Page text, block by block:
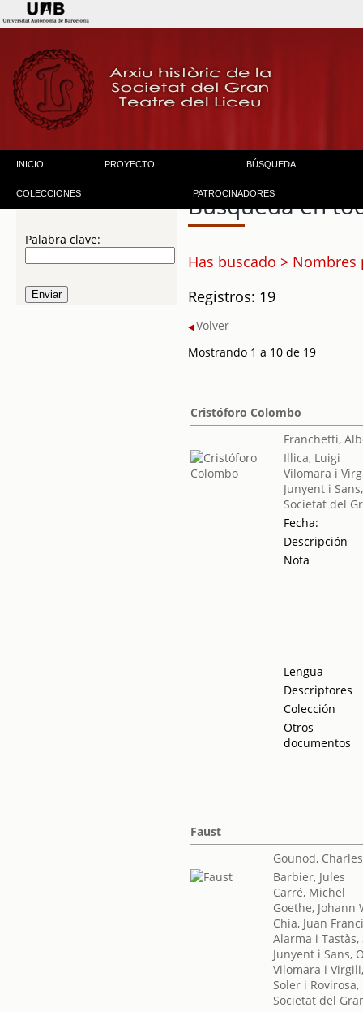
INICIO PROYECTO BÚSQUEDA
COLECCIONES PATROCINADORES
Palabra clave:
Búsqueda en
Has buscado >
Registros: 19
Volver
Mostrando 1 a 10 de 19
Cristóforo Colombo
Franchetti,
Illica, Luigi
Vilomara i
Junyent i
Societat del
Fecha:
Descripción
Nota
Lengua
Descriptores
Colección
Otros
documentos
Faust
Gounod, Charles
Barbier, Jules
Carré, Michel
Goethe, Johann
Chia, Juan
Alarma i Tastàs,
Junyent i Sans,
Vilomara i
Soler i Rovirosa,
Societat del